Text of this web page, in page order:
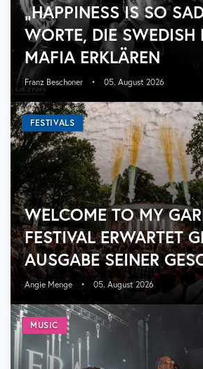
„HAPPINESS IS SO
WORTE, DIE SWEDISH
MAFIA ERKLÄREN
Franz Beschoner • 05. August 2026
FESTIVALS
WELCOME TO MY
FESTIVAL ERWARTET
USGABE SEINER
Angie Menge • 05. August 2026
MUSIC